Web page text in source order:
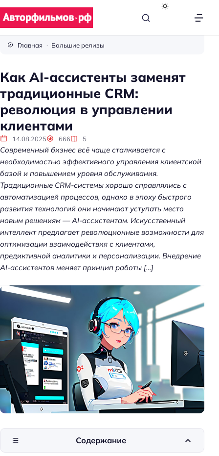
р
о
и
н
о
Главная Большие релизы
Как AI-ассистенты заменят
традиционные CRM:
революция в управлении
клиентами
14.08.2025 666 5
Современный бизнес всё чаще сталкивается с
необходимостью эффективного управления клиентской
базой и повышением уровня обслуживания.
Традиционные CRM-системы хорошо справлялись с
автоматизацией процессов, однако в эпоху быстрого
развития технологий они начинают уступать место
новым решениям — AI-ассистентам. Искусственный
интеллект предлагает революционные возможности для
оптимизации взаимодействия с клиентами,
предиктивной аналитики и персонализации. Внедрение
AI-ассистентов меняет принцип работы […]
Содержание